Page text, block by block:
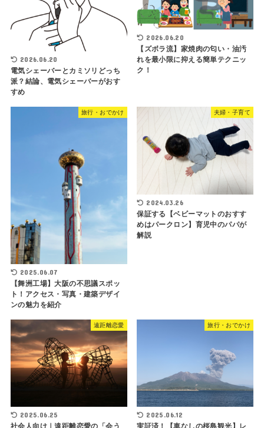
2026.06.20
電気シェーバーとカミソリどっち
派？結論、電気シェーバーがおす
すめ
2026.06.20
【ズボラ流】家焼肉の匂い・油汚
れを最小限に抑える簡単テクニッ
ク！
旅行・おでかけ
2025.06.07
【舞洲工場】大阪の不思議スポッ
ト！アクセス・写真・建築デザイ
ンの魅力を紹介
夫婦・子育て
2024.03.26
保証する【ベビーマットのおすす
めはパークロン】育児中のパパが
解説
遠距離恋愛
2025.06.25
旅行・おでかけ
2025.06.12